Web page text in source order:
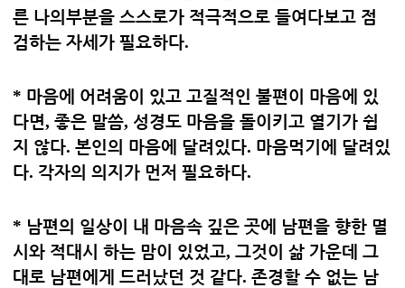
른 나의부분을 스스로가 적극적으로 들여다보고 점
검하는 자세가 필요하다.
* 마음에 어려움이 있고 고질적인 불편이 마음에 있
다면, 좋은 말씀, 성경도 마음을 돌이키고 열기가 쉽
지 않다. 본인의 마음에 달려있다. 마음먹기에 달려있
다. 각자의 의지가 먼저 필요하다.
* 남편의 일상이 내 마음속 깊은 곳에 남편을 향한 멸
시와 적대시 하는 맘이 있었고, 그것이 삶 가운데 그
대로 남편에게 드러났던 것 같다. 존경할 수 없는 남